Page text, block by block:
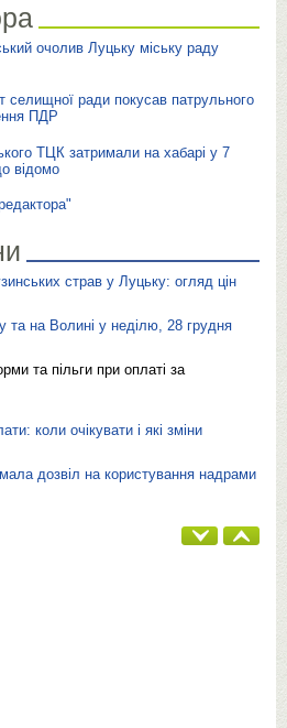
очолив Луцьку міську раду
селищної ради покусав патрульного
ПДР
ТЦК затримали на хабарі у 7
відомо
страв у Луцьку: огляд цін
та на Волині у неділю, 28 грудня
та пільги при оплаті за
коли очікувати і які зміни
дозвіл на користування надрами